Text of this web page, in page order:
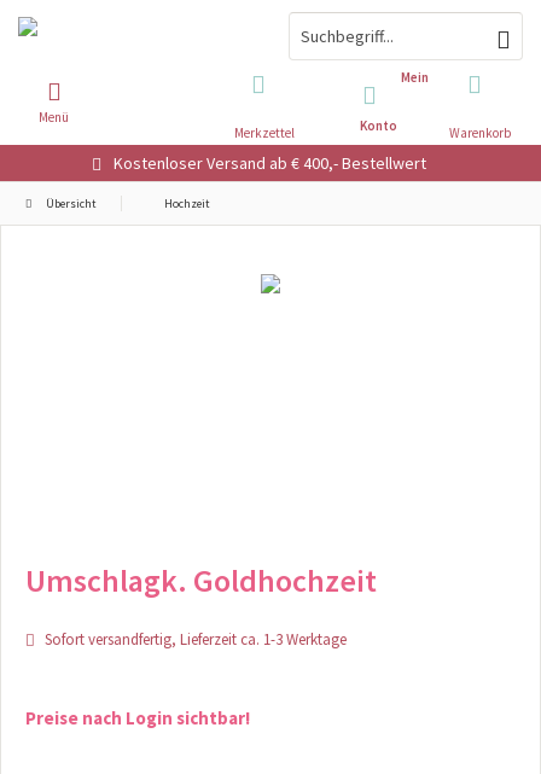
Kostenloser Versand ab € 400,- Bestellwert
Warenkorb
Merkzettel
Mein
Konto
Menü
Übersicht Hochzeit
Umschlagk. Goldhochzeit
Sofort versandfertig, Lieferzeit ca. 1-3 Werktage
Preise nach Login sichtbar!